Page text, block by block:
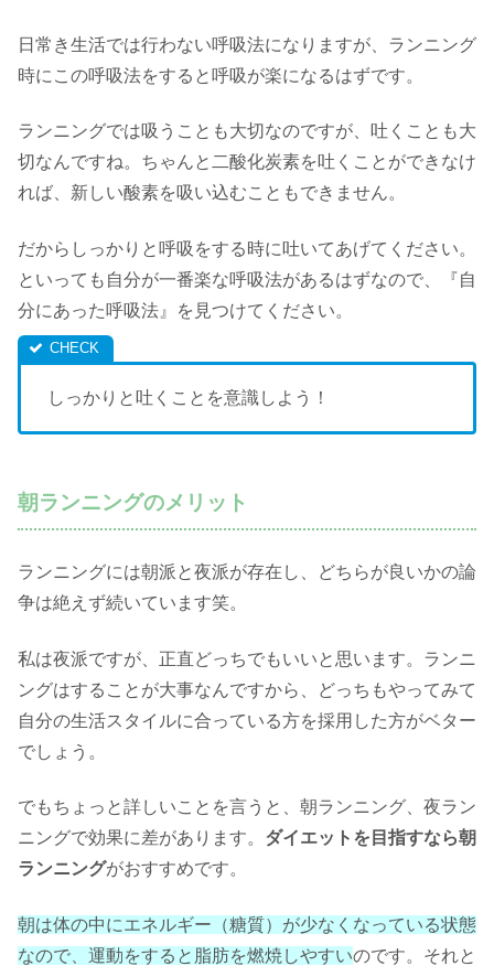
日常き生活では行わない呼吸法になりますが、ランニング
時にこの呼吸法をすると呼吸が楽になるはずです。
ランニングでは吸うことも大切なのですが、吐くことも大
切なんですね。ちゃんと二酸化炭素を吐くことができなけ
れば、新しい酸素を吸い込むこともできません。
だからしっかりと呼吸をする時に吐いてあげてください。
といっても自分が一番楽な呼吸法があるはずなので、『自
分にあった呼吸法』を見つけてください。
しっかりと吐くことを意識しよう！
朝ランニングのメリット
ランニングには朝派と夜派が存在し、どちらが良いかの論
争は絶えず続いています笑。
私は夜派ですが、正直どっちでもいいと思います。ランニ
ングはすることが大事なんですから、どっちもやってみて
自分の生活スタイルに合っている方を採用した方がベター
でしょう。
でもちょっと詳しいことを言うと、朝ランニング、夜ラン
ニングで効果に差があります。 ダイエットを目指すなら朝
ランニングがおすすめです。
朝は体の中にエネルギー（糖質）が少なくなっている状態
なので、運動をすると脂肪を燃焼しやすいのです。それと